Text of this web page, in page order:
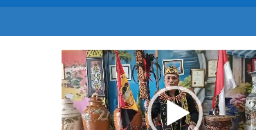
Pemutar
Video